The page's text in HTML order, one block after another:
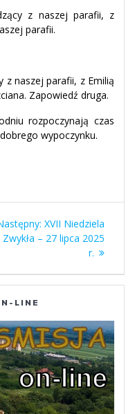
z naszej parafii, z
parafii.
naszej parafii, z Emilią
Zapowiedź druga.
rozpoczynają czas
wypoczynku.
Następny
wpis:
XVII Niedziela
Zwykła – 27 lipca 2025
r.
LINE